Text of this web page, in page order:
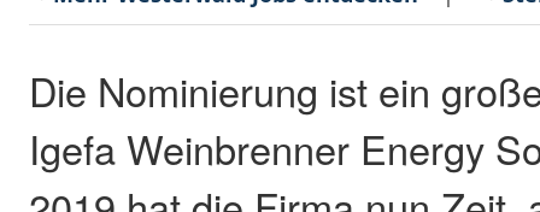
Die Nominierung ist ein
Igefa Weinbrenner Energy